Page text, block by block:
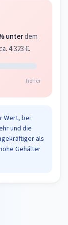
unterdem
4.323 €.
höher
Wert, bei
und die
als
Gehälter